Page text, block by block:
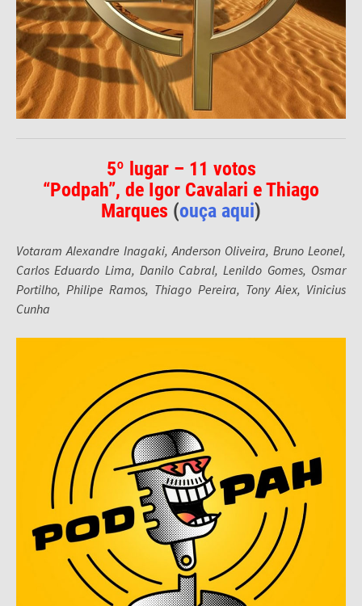
5º lugar – 11 votos
“Podpah”, de Igor Cavalari e Thiago
Marques (ouça aqui)
Votaram Alexandre Inagaki, Anderson Oliveira, Bruno Leonel,
Carlos Eduardo Lima, Danilo Cabral, Lenildo Gomes, Osmar
Portilho, Philipe Ramos, Thiago Pereira, Tony Aiex, Vinicius
Cunha